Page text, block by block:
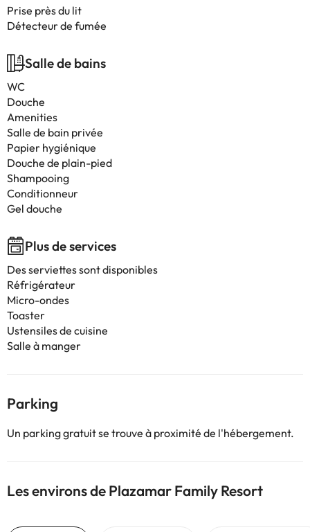
Prise près du lit
Détecteur de fumée
Salle de bains
WC
Douche
Amenities
Salle de bain privée
Papier hygiénique
Douche de plain-pied
Shampooing
Conditionneur
Gel douche
Plus de services
Des serviettes sont disponibles
Réfrigérateur
Micro-ondes
Toaster
Ustensiles de cuisine
Salle à manger
Parking
Un parking gratuit se trouve à proximité de l'hébergement.
Les environs de Plazamar Family Resort